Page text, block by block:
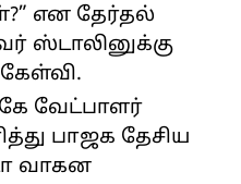
என தேர்தல்
ஸ்டாலினுக்கு
கேள்வி.
வேட்பாளர்
பாஜக தேசிய
வாகன